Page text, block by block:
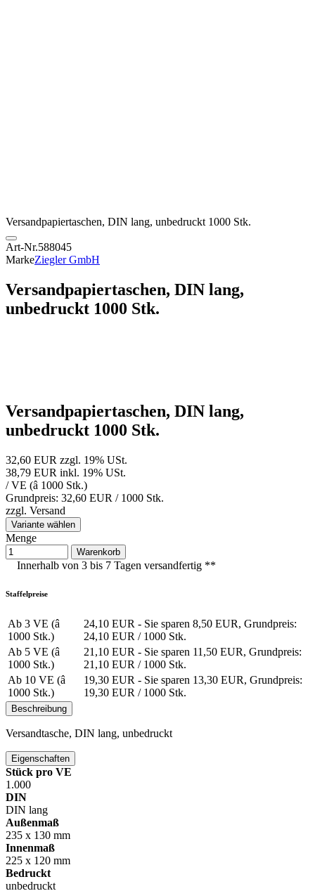
Versandpapiertaschen, DIN lang, unbedruckt 1000 Stk.
Art-Nr.588045
MarkeZiegler GmbH
Versandpapiertaschen, DIN lang,
unbedruckt 1000 Stk.
Versandpapiertaschen, DIN lang,
unbedruckt 1000 Stk.
32,60 EUR zzgl. 19% USt.
38,79 EUR inkl. 19% USt.
/ VE (â 1000 Stk.)
Grundpreis: 32,60 EUR / 1000 Stk.
zzgl. Versand
Variante wählen
Menge
Warenkorb
Innerhalb von 3 bis 7 Tagen versandfertig **
Staffelpreise
Ab 3 VE (â
1000 Stk.)
24,10 EUR - Sie sparen 8,50 EUR, Grundpreis:
24,10 EUR / 1000 Stk.
Ab 5 VE (â
1000 Stk.)
21,10 EUR - Sie sparen 11,50 EUR, Grundpreis:
21,10 EUR / 1000 Stk.
Ab 10 VE (â
1000 Stk.)
19,30 EUR - Sie sparen 13,30 EUR, Grundpreis:
19,30 EUR / 1000 Stk.
Beschreibung
Versandtasche, DIN lang, unbedruckt
Eigenschaften
Stück pro VE
1.000
DIN
DIN lang
Außenmaß
235 x 130 mm
Innenmaß
225 x 120 mm
Bedruckt
unbedruckt